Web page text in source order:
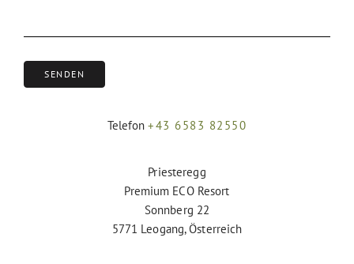
Telefon+43 6583 82550
Priesteregg
Premium ECO Resort
Sonnberg 22
5771 Leogang, Österreich